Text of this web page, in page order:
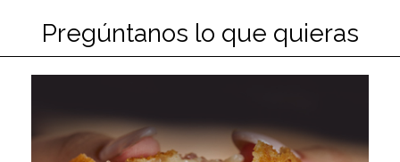
Pregúntanos lo que quieras